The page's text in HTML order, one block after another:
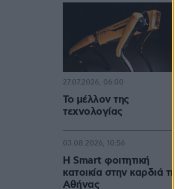
Το μέλλον της
τεχνολογίας
27.07.2026, 06:00
Η Smart φοιτητική
κατοικία στην καρδιά της
Αθήνας
03.08.2026, 10:56